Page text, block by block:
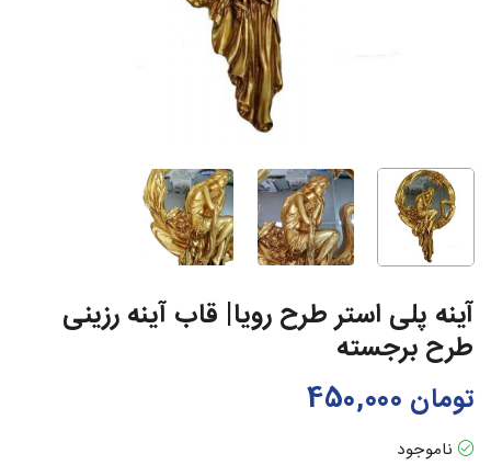
آینه پلی استر طرح رویا| قاب آینه رزینی
طرح برجسته
تومان
ناموجود